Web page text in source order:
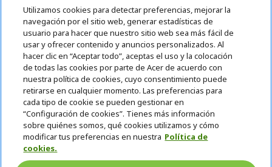
CPYou BV es el vendedor y distribuidor autorizado de los
productos y servicios ofrecidos en esta tienda.
Incluida la aportación para la gestión de RAEES, según RD.
110/2015, inscrita en el RII-AEE Nº 7573; de pilas y baterías, según
RD. 106/2008, inscrita en el RII-PYA Nº 2180. Adherida a los
sistemas integrales de gestión de ecopilas y ecoembes.
España
Utilizamos cookies para detectar preferencias, mejorar la
navegación por el sitio web, generar estadísticas de
usuario para hacer que nuestro sitio web sea más fácil de
usar y ofrecer contenido y anuncios personalizados. Al
hacer clic en “Aceptar todo”, aceptas el uso y la colocación
de todas las cookies por parte de Acer de acuerdo con
nuestra política de cookies, cuyo consentimiento puede
retirarse en cualquier momento. Las preferencias para
cada tipo de cookie se pueden gestionar en
“Configuración de cookies”. Tienes más información
sobre quiénes somos, qué cookies utilizamos y cómo
modificar tus preferencias en nuestra Política de
cookies.